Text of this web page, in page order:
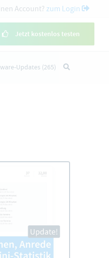
Account? zum Login
Jetzt kostenlos testen
Updates (265)